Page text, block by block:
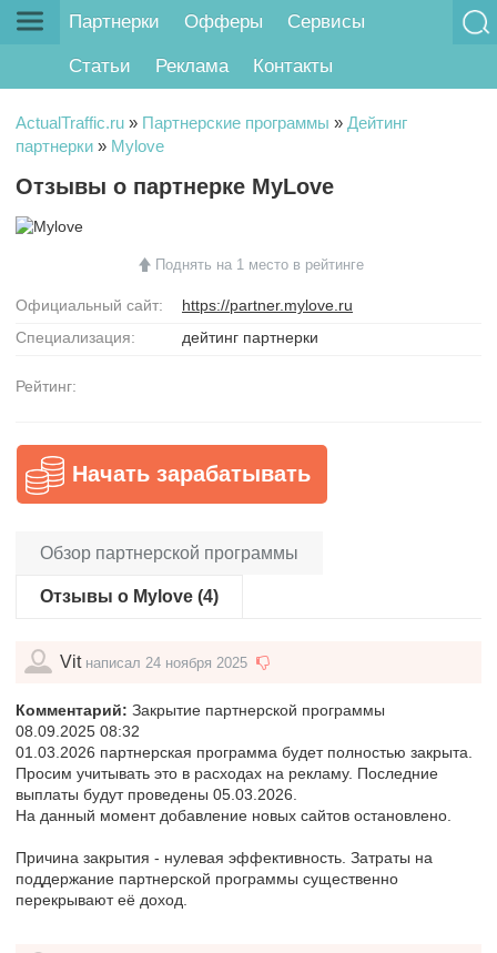
Партнерки Офферы Сервисы
Статьи Реклама Контакты
ActualTraffic.ru » Партнерские программы » Дейтинг
партнерки » Mylove
Отзывы о партнерке MyLove
Поднять на 1 место в рейтинге
Официальный сайт:
https://partner.mylove.ru
Специализация:
дейтинг партнерки
Рейтинг:
Начать зарабатывать
Обзор партнерской программы
Отзывы о Mylove (4)
Vit написал 24 ноября 2025
Комментарий: Закрытие партнерской программы
08.09.2025 08:32
01.03.2026 партнерская программа будет полностью закрыта.
Просим учитывать это в расходах на рекламу. Последние
выплаты будут проведены 05.03.2026.
На данный момент добавление новых сайтов остановлено.
Причина закрытия - нулевая эффективность. Затраты на
поддержание партнерской программы существенно
перекрывают её доход.